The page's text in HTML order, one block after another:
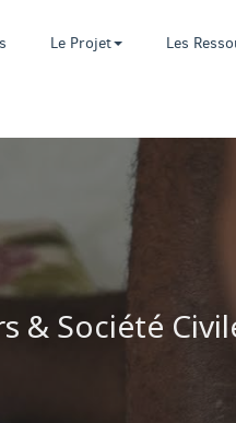
Le Projet Les
& Société